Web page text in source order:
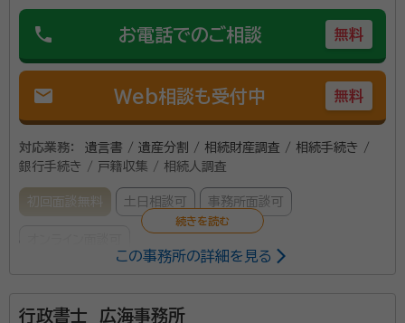
phone お電話でのご相談 無料
mail Web相談も受付中 無料
対応業務：
遺言書 / 遺産分割 / 相続財産調査 / 相続手続き /
銀行手続き / 戸籍収集 / 相続人調査
初回面談無料 土日相談可 事務所面談可
この事務所の詳細を見る
行政書士 広海事務所